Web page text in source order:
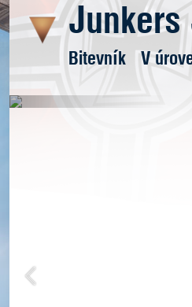
Bitevník V